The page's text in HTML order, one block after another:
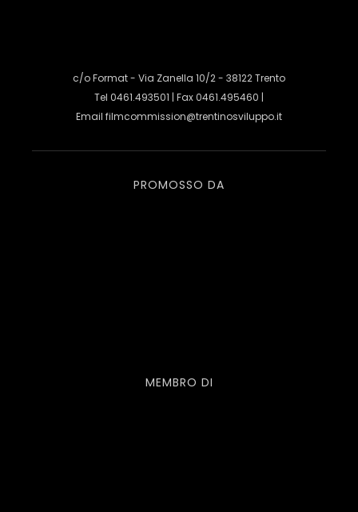
c/o Format - Via Zanella 10/2 - 38122 Trento
Tel 0461.493501 | Fax 0461.495460 |
Email filmcommission@trentinosviluppo.it
PROMOSSO DA
MEMBRO DI